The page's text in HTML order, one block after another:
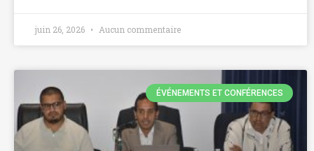
juin 26, 2026 Aucun commentaire
ÉVÉNEMENTS ET CONFÉRENCES